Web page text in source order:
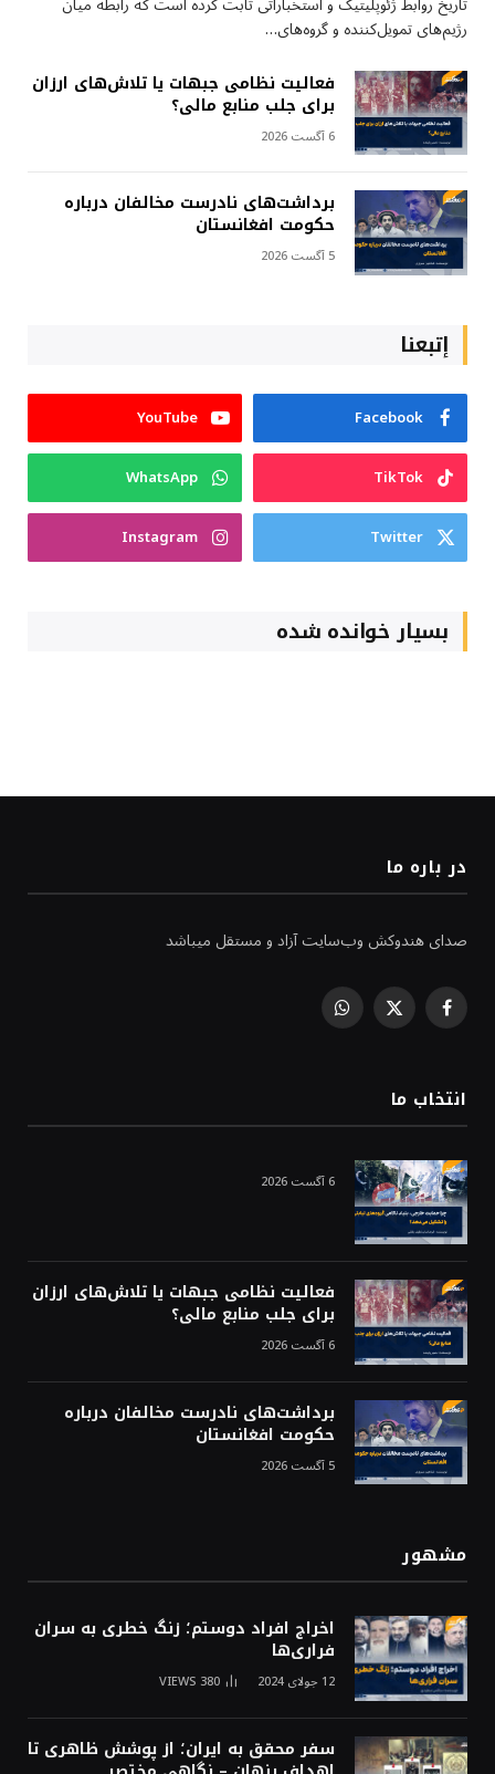
رژیم‌های تمویل‌کننده و گروه‌های…
فعالیت نظامی جبهات یا تلاش‌های ارزان
برای جلب منابع مالی؟
6 آگست 2026
برداشت‌های نادرست مخالفان درباره
حکومت افغانستان
5 آگست 2026
إتبعنا
Facebook
YouTube
TikTok
WhatsApp
Twitter
Instagram
بسیار خوانده شده
در باره ما
صدای هندوکش وب‌سایت آزاد و مستقل میباشد
Facebook
X
WhatsApp
انتخاب ما
6 آگست 2026
فعالیت نظامی جبهات یا تلاش‌های ارزان
برای جلب منابع مالی؟
6 آگست 2026
برداشت‌های نادرست مخالفان درباره
حکومت افغانستان
5 آگست 2026
مشهور
اخراج افراد دوستم؛ زنگ خطری به سران
فراری‌ها
12 جولای 2024 380
VIEWS
سفر محقق به ایران؛ از پوشش ظاهری تا